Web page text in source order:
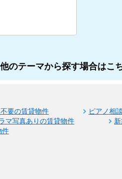
他のテーマから探す場合はこ
要の賃貸物件 ピアノ相
マ写真ありの賃貸物件
件